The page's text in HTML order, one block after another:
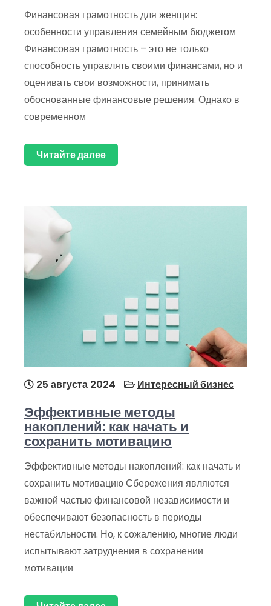
Финансовая грамотность для женщин:
особенности управления семейным бюджетом
Финансовая грамотность – это не только
способность управлять своими финансами, но и
оценивать свои возможности, принимать
обоснованные финансовые решения. Однако в
современном
Читайте далее
25 августа 2024 Интересный бизнес
Эффективные методы
накоплений: как начать и
сохранить мотивацию
Эффективные методы накоплений: как начать и
сохранить мотивацию Сбережения являются
важной частью финансовой независимости и
обеспечивают безопасность в периоды
нестабильности. Но, к сожалению, многие люди
испытывают затруднения в сохранении
мотивации